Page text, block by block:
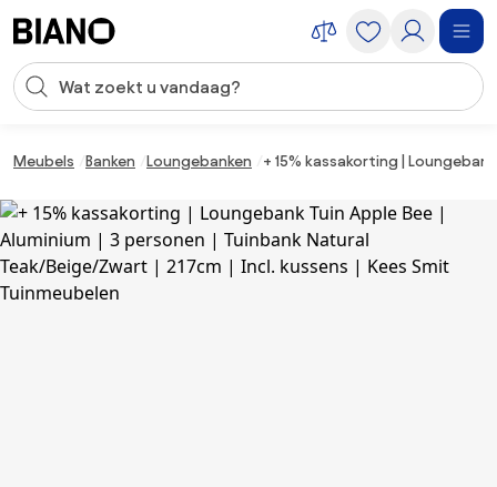
Zoekopdracht invoeren
Meubels Banken Loungebanken + 15% kassakorting |